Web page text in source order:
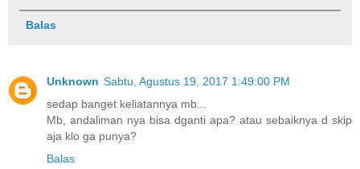
Balas
Unknown Sabtu, Agustus 19, 2017 1:49:00 PM
sedap banget keliatannya mb...
Mb, andaliman nya bisa dganti apa? atau sebaiknya d skip
aja klo ga punya?
Balas